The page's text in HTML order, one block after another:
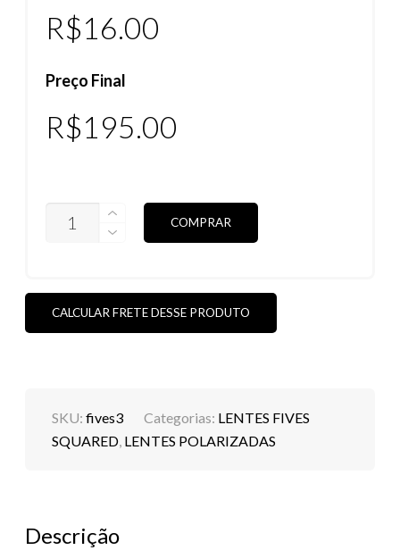
R$16.00
Preço Final
R$195.00
FIVES
AS
CORES)
QUANTIDADE
COMPRAR
CALCULAR FRETE DESSE PRODUTO
SKU:fives3 Categorias: LENTES FIVES
SQUARED, LENTES POLARIZADAS
Descrição